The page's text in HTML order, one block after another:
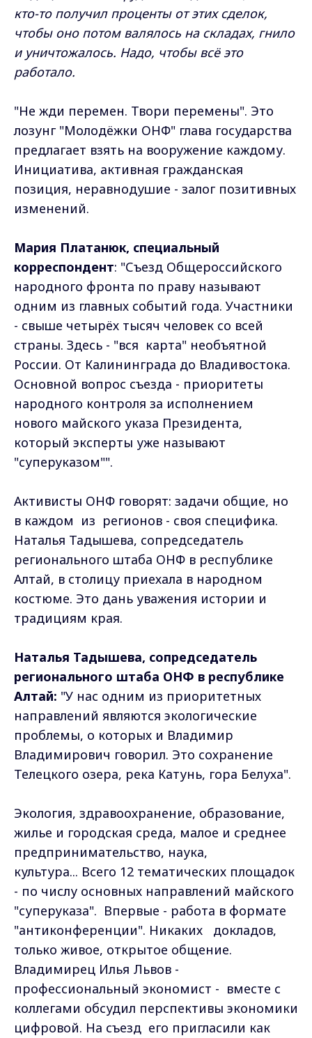
кто-то получил проценты от этих сделок,
чтобы оно потом валялось на складах, гнило
и уничтожалось. Надо, чтобы всё это
работало.
"Не жди перемен. Твори перемены". Это
лозунг "Молодёжки ОНФ" глава государства
предлагает взять на вооружение каждому.
Инициатива, активная гражданская
позиция, неравнодушие - залог позитивных
изменений.
Мария Платанюк, специальный
корреспондент: "Съезд Общероссийского
народного фронта по праву называют
одним из главных событий года. Участники
- свыше четырёх тысяч человек со всей
страны. Здесь - "вся карта" необъятной
России. От Калининграда до Владивостока.
Основной вопрос съезда - приоритеты
народного контроля за исполнением
нового майского указа Президента,
который эксперты уже называют
"суперуказом"".
Активисты ОНФ говорят: задачи общие, но
в каждом из регионов - своя специфика.
Наталья Тадышева, сопредседатель
регионального штаба ОНФ в республике
Алтай, в столицу приехала в народном
костюме. Это дань уважения истории и
традициям края.
Наталья Тадышева, сопредседатель
регионального штаба ОНФ в республике
Алтай: "У нас одним из приоритетных
направлений являются экологические
проблемы, о которых и Владимир
Владимирович говорил. Это сохранение
Телецкого озера, река Катунь, гора Белуха".
Экология, здравоохранение, образование,
жилье и городская среда, малое и среднее
предпринимательство, наука,
культура... Всего 12 тематических площадок
- по числу основных направлений майского
"суперуказа". Впервые - работа в формате
"антиконференции". Никаких докладов,
только живое, открытое общение.
Владимирец Илья Львов -
профессиональный экономист - вместе с
коллегами обсудил перспективы экономики
цифровой. На съезд его пригласили как